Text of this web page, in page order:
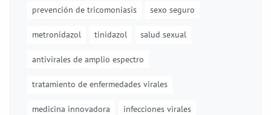
prevención de tricomoniasis sexo seguro
metronidazol tinidazol salud sexual
antivirales de amplio espectro
tratamiento de enfermedades virales
medicina innovadora infecciones virales